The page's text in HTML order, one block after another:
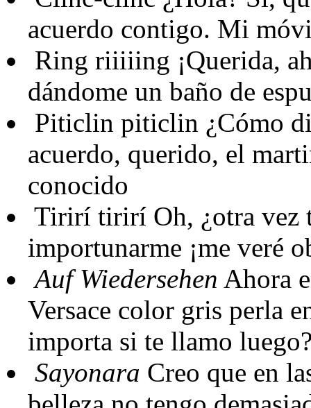
acuerdo contigo. Mi
Ring riiiiing ¡Querida,
dándome un baño de
Piticlin piticlin ¿Cómo
acuerdo, querido, el
conocido
Tirirí tirirí Oh, ¿otra vez
importunarme ¡me veré
Auf Wiedersehen Ahora
Versace color gris perla
importa si te llamo
Sayonara Creo que en